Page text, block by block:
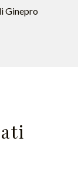
Ginepro